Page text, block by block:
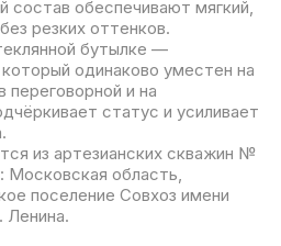
состав обеспечивают мягкий,
резких оттенков.
бутылке —
одинаково уместен на
переговорной и на
статус и усиливает
из артезианских скважин №
Московская область,
поселение Совхоз имени
Ленина.